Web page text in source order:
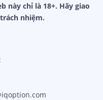
này chỉ là 18+. Hãy giao
nhiệm.